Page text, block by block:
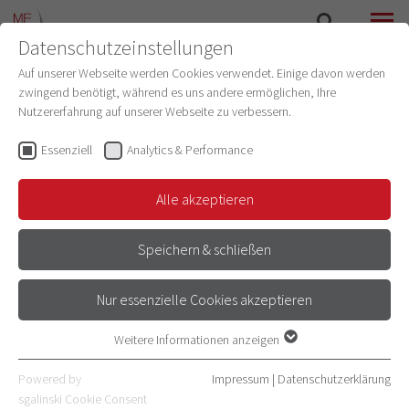
TAG DER FAKULTÄT 2026
9. JUNI | 10 - 17 UHR | HÖRSAALZENTRUM
Datenschutzeinstellungen
Auf unserer Webseite werden Cookies verwendet. Einige davon werden
zwingend benötigt, während es uns andere ermöglichen, Ihre
Nutzererfahrung auf unserer Webseite zu verbessern.
Essenziell Analytics & Performance
Alle akzeptieren
Speichern & schließen
Nur essenzielle Cookies akzeptieren
Essenzielle Cookies werden für grundlegende Funktionen der
Webseite benötigt. Dadurch ist gewährleistet, dass die Webseite
Weitere Informationen anzeigen
Powered by
sgalinski Cookie Consent
Impressum | Datenschutzerklärung